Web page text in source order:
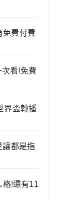
免費付費
次看!免費
界盃轉播
讓都是指
格!還有11